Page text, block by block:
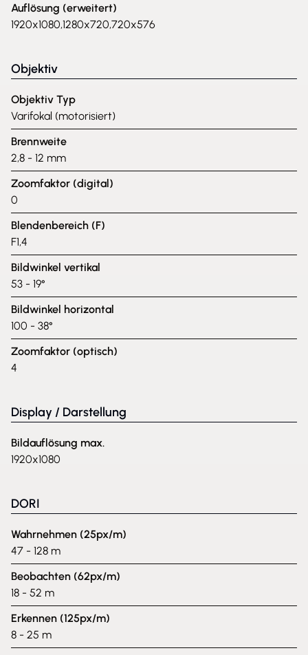
Auflösung (erweitert)
1920x1080,1280x720,720x576
Objektiv
Objektiv Typ
Varifokal (motorisiert)
Brennweite
2,8 - 12 mm
Zoomfaktor (digital)
0
Blendenbereich (F)
F1,4
Bildwinkel vertikal
53 - 19°
Bildwinkel horizontal
100 - 38°
Zoomfaktor (optisch)
4
Display / Darstellung
Bildauflösung max.
1920x1080
DORI
Wahrnehmen (25px/m)
47 - 128 m
Beobachten (62px/m)
18 - 52 m
Erkennen (125px/m)
8 - 25 m